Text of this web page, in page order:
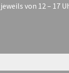
jeweils von 12 – 17